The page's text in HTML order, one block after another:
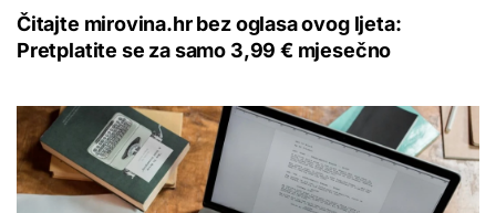
Čitajte mirovina.hr bez oglasa ovog ljeta:
Pretplatite se za samo 3,99 € mjesečno